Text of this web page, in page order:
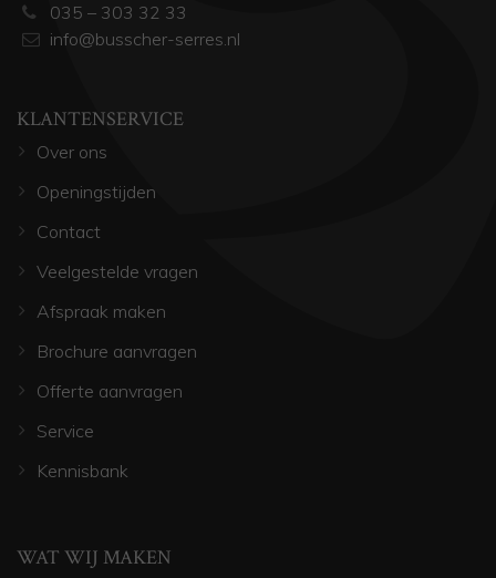
035 – 303 32 33
info@busscher-serres.nl
KLANTENSERVICE
Over ons
Openingstijden
Contact
Veelgestelde vragen
Afspraak maken
Brochure aanvragen
Offerte aanvragen
Service
Kennisbank
WAT WIJ MAKEN